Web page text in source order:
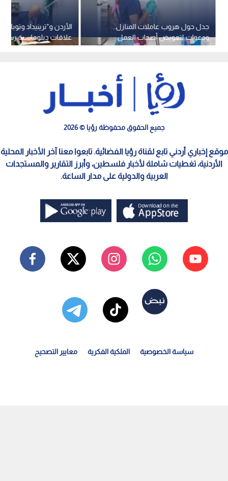
الأردن و"ترينيداد
علاقات دبلوماسية
جدل حول هروب عاملات المنازل..
ودعوات لتعويض أصحاب العمل
وملاحقة الشبكات غير المرخصة..
جميع الحقوق محفوظة رؤيا © 2026
موقع إخباري أردني تابع لقناة رؤيا الفضائية. تابعوا معنا آخر الأخبار المحلية
الأردنية، تغطيات شاملة لأخبار فلسطين، وأبرز التقارير والمستجدات
العربية والدولية على مدار الساعة.
سياسة الخصوصية الملكية الفكرية معايير التصحيح